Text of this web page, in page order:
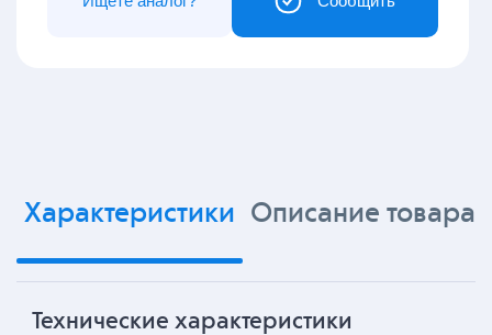
Характеристики Описание товара
Технические характеристики